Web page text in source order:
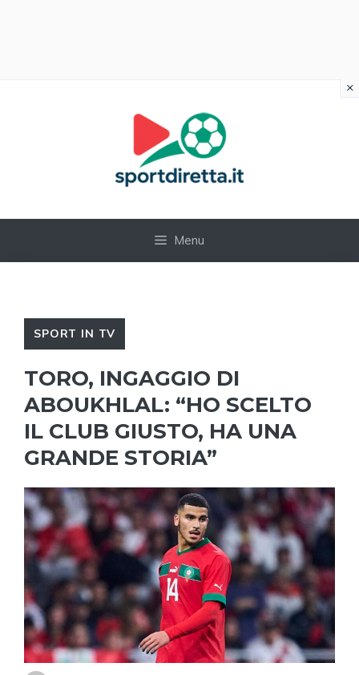
Menu
SPORT IN TV
TORO, INGAGGIO DI
ABOUKHLAL: “HO SCELTO
IL CLUB GIUSTO, HA UNA
GRANDE STORIA”
×